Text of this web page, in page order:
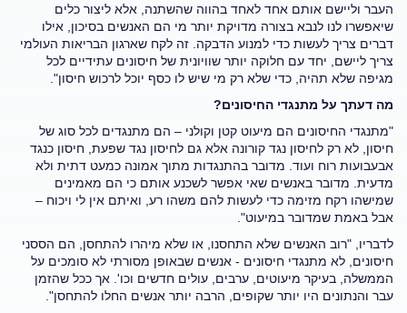
העבר וליישם אותם אחד לאחד בהווה שהשתנה, אלא ליצור כלים
שיאפשרו לנו לנבא בצורה מדויקת יותר מי הם האנשים בסיכון, אילו
דברים צריך לעשות כדי למנוע הדבקה. זה לקח שארגון הבריאות העולמי
צריך ליישם, יחד עם חלוקה יותר שוויונית של חיסונים עתידיים לכל
מגיפה שלא תהיה, כדי שלא רק מי שיש לו כסף יוכל לרכוש חיסון".
מה דעתך על מתנגדי החיסונים?
"מתנגדי החיסונים הם מיעוט קטן וקולני – הם מתנגדים לכל סוג של
חיסון, לא רק לחיסון נגד קורונה אלא גם לחיסון נגד שפעת, חיסון כנגד
אבעבועות רוח ועוד. מדובר בהתנגדות מתוך אמונה כמעט דתית ולא
מדעית. מדובר באנשים שאי אפשר לשכנע אותם כי הם מאמינים
שמישהו רקח מזימה כדי לעשות להם משהו רע, ואיתם אין לי ויכוח –
אבל באמת שמדובר במיעוט".
לדבריו, "רוב האנשים שלא התחסנו, או שלא מיהרו להתחסן, הם הססני
חיסונים, לא מתנגדי חיסונים - אנשים שבאופן מסורתי לא סומכים על
הממשלה, בעיקר מיעוטים, ערבים, עולים חדשים וכו'. אך ככל שהזמן
עבר והנתונים היו יותר שקופים, הרבה יותר אנשים החלו להתחסן".